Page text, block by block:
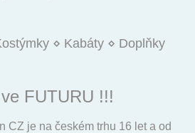
FUTURU !!!
CZ je na českém trhu 16 let a od